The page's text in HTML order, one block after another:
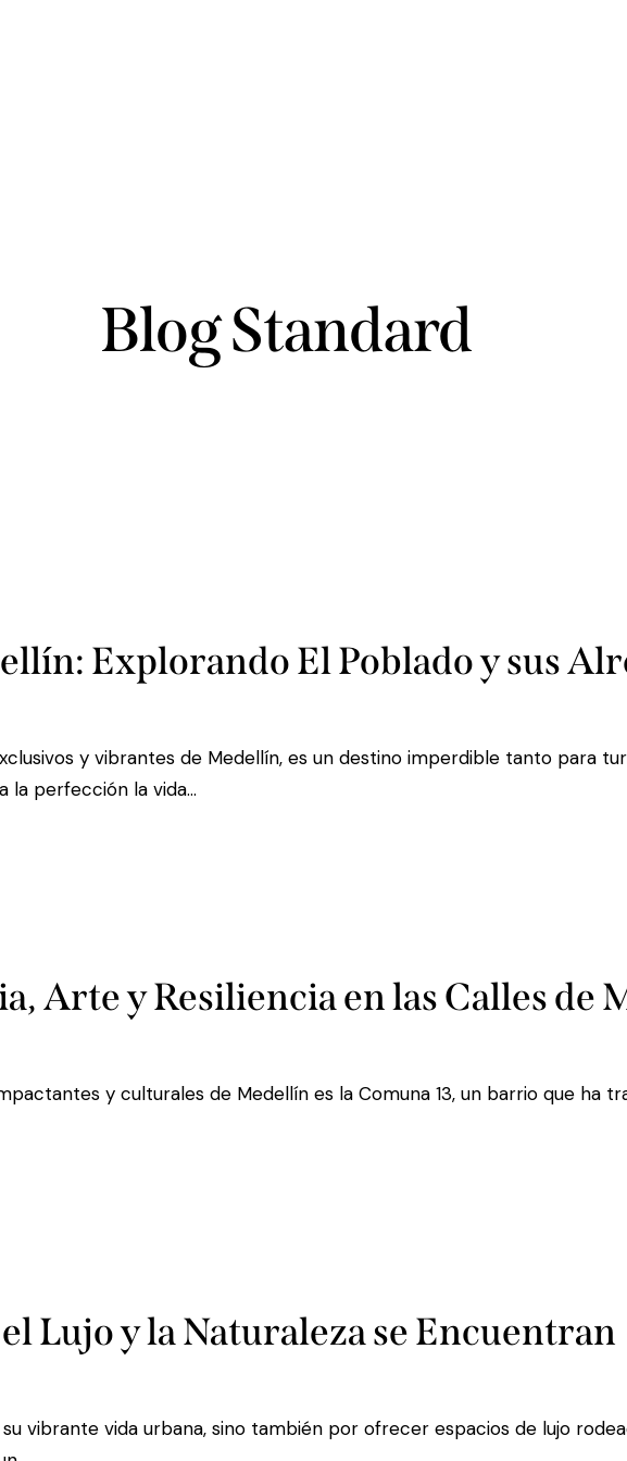
Blog Standard
Explorando El Poblado y sus
y vibrantes de Medellín, es un destino imperdible tanto para
la perfección la vida…
Arte y Resiliencia en las Calles de
y culturales de Medellín es la Comuna 13, un barrio que ha
Lujo y la Naturaleza se Encuentran
vibrante vida urbana, sino también por ofrecer espacios de lujo